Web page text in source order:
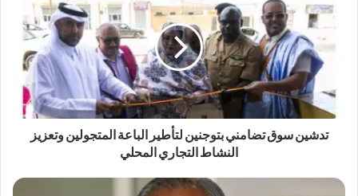
تدشين سوق تضامني بتوجنين لتأطير الباعة المتجولين وتعزيز
النشاط التجاري المحلي